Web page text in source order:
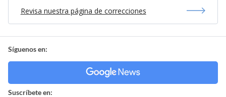
Revisa nuestra página de correcciones
Síguenos en:
Suscríbete en: